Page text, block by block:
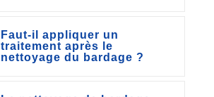
Faut-il appliquer un
traitement après le
nettoyage du bardage ?